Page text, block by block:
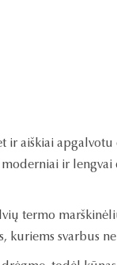
ir aiškiai
ir
termo
svarbus